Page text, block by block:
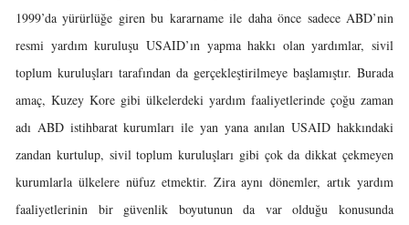
1999’da yürürlüğe giren bu kararname ile daha önce sadece ABD’nin
resmi yardım kuruluşu USAID’ın yapma hakkı olan yardımlar, sivil
toplum kuruluşları tarafından da gerçekleştirilmeye başlamıştır. Burada
amaç, Kuzey Kore gibi ülkelerdeki yardım faaliyetlerinde çoğu zaman
adı ABD istihbarat kurumları ile yan yana anılan USAID hakkındaki
zandan kurtulup, sivil toplum kuruluşları gibi çok da dikkat çekmeyen
kurumlarla ülkelere nüfuz etmektir. Zira aynı dönemler, artık yardım
faaliyetlerinin bir güvenlik boyutunun da var olduğu konusunda